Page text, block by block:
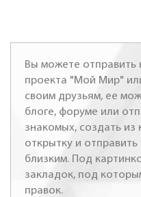
Вы можете отправить
проекта "Мой Мир"
своим друзьям, ее
блоге, форуме или
знакомых, создать из
открытку и
близким. Под
закладок, под
правок.